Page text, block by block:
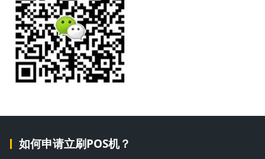
如何申请立刷POS机？